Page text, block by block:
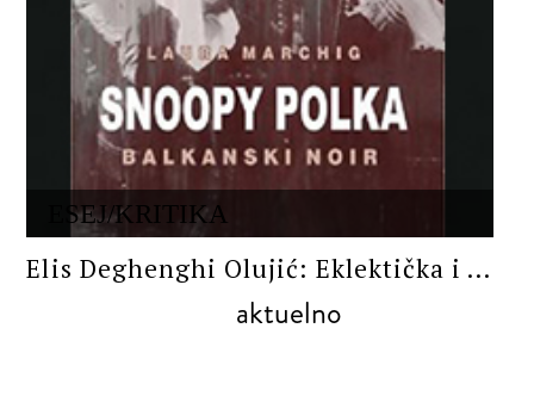
ESEJ/KRITIKA
Elis Deghenghi Olujić: Eklektička i ...
aktuelno